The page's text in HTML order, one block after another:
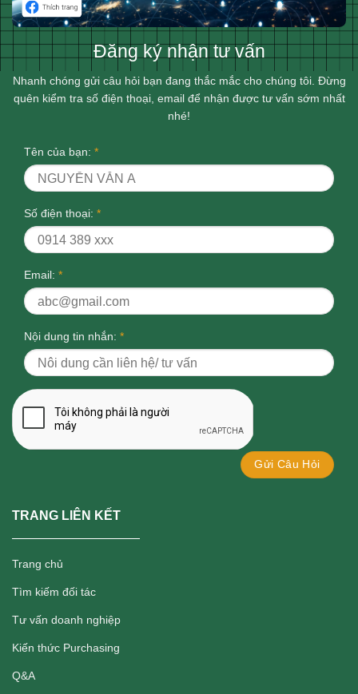
Đăng ký nhận tư vấn
Nhanh chóng gửi câu hỏi bạn đang thắc mắc cho chúng tôi. Đừng
quên kiểm tra số điện thoại, email để nhận được tư vấn sớm nhất
nhé!
Tên của bạn: *
Số điện thoại: *
Email: *
Nội dung tin nhắn: *
TRANG LIÊN KẾT
Trang chủ
Tìm kiếm đối tác
Tư vấn doanh nghiệp
Kiến thức Purchasing
Q&A